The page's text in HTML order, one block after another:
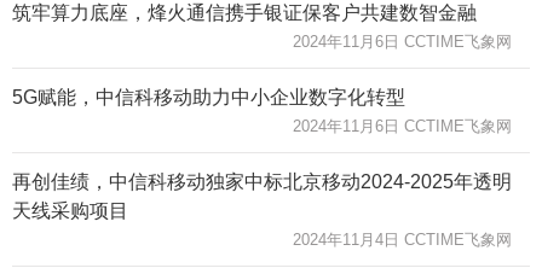
筑牢算力底座，烽火通信携手银证保客户共建数智金融
2024年11月6日 CCTIME飞象网
5G赋能，中信科移动助力中小企业数字化转型
2024年11月6日 CCTIME飞象网
再创佳绩，中信科移动独家中标北京移动2024-2025年透明
天线采购项目
2024年11月4日 CCTIME飞象网